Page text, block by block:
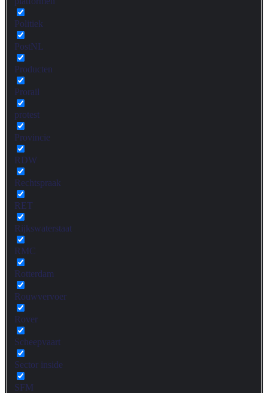
Politiek
PostNL
Producten
Prorail
protest
Provincie
RDW
Rechtspraak
RET
Rijkswaterstaat
RMC
Rotterdam
Rouwvervoer
Rover
Scheepvaart
Sector inside
SFM